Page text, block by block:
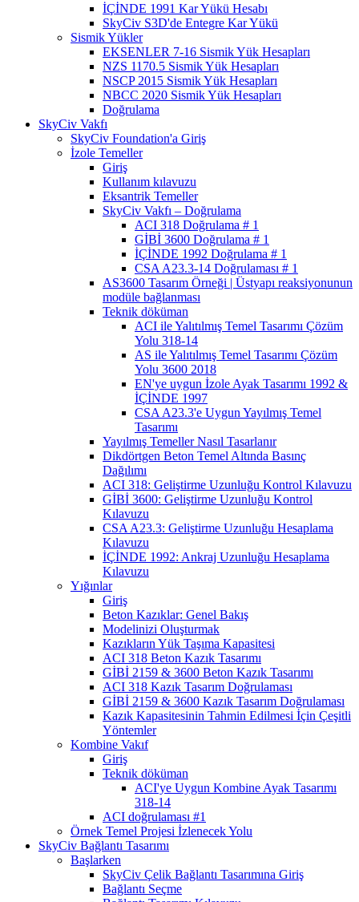
İÇİNDE 1991 Kar Yükü Hesabı
SkyCiv S3D'de Entegre Kar Yükü
Sismik Yükler
EKSENLER 7-16 Sismik Yük Hesapları
NZS 1170.5 Sismik Yük Hesapları
NSCP 2015 Sismik Yük Hesapları
NBCC 2020 Sismik Yük Hesapları
Doğrulama
SkyCiv Vakfı
SkyCiv Foundation'a Giriş
İzole Temeller
Giriş
Kullanım kılavuzu
Eksantrik Temeller
SkyCiv Vakfı – Doğrulama
ACI 318 Doğrulama # 1
GİBİ 3600 Doğrulama # 1
İÇİNDE 1992 Doğrulama # 1
CSA A23.3-14 Doğrulaması # 1
AS3600 Tasarım Örneği | Üstyapı reaksiyonunun
modüle bağlanması
Teknik döküman
ACI ile Yalıtılmış Temel Tasarımı Çözüm
Yolu 318-14
AS ile Yalıtılmış Temel Tasarımı Çözüm
Yolu 3600 2018
EN'ye uygun İzole Ayak Tasarımı 1992 &
İÇİNDE 1997
CSA A23.3'e Uygun Yayılmış Temel
Tasarımı
Yayılmış Temeller Nasıl Tasarlanır
Dikdörtgen Beton Temel Altında Basınç
Dağılımı
ACI 318: Geliştirme Uzunluğu Kontrol Kılavuzu
GİBİ 3600: Geliştirme Uzunluğu Kontrol
Kılavuzu
CSA A23.3: Geliştirme Uzunluğu Hesaplama
Kılavuzu
İÇİNDE 1992: Ankraj Uzunluğu Hesaplama
Kılavuzu
Yığınlar
Giriş
Beton Kazıklar: Genel Bakış
Modelinizi Oluşturmak
Kazıkların Yük Taşıma Kapasitesi
ACI 318 Beton Kazık Tasarımı
GİBİ 2159 & 3600 Beton Kazık Tasarımı
ACI 318 Kazık Tasarım Doğrulaması
GİBİ 2159 & 3600 Kazık Tasarım Doğrulaması
Kazık Kapasitesinin Tahmin Edilmesi İçin Çeşitli
Yöntemler
Kombine Vakıf
Giriş
Teknik döküman
ACI'ye Uygun Kombine Ayak Tasarımı
318-14
ACI doğrulaması #1
Örnek Temel Projesi İzlenecek Yolu
SkyCiv Bağlantı Tasarımı
Başlarken
SkyCiv Çelik Bağlantı Tasarımına Giriş
Bağlantı Seçme